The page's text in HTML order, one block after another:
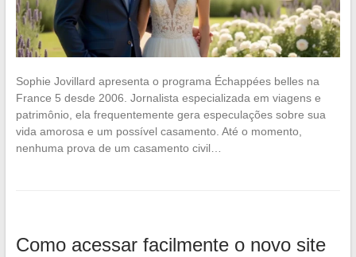
Sophie Jovillard apresenta o programa Échappées belles na
France 5 desde 2006. Jornalista especializada em viagens e
patrimônio, ela frequentemente gera especulações sobre sua
vida amorosa e um possível casamento. Até o momento,
nenhuma prova de um casamento civil…
Como acessar facilmente o novo site